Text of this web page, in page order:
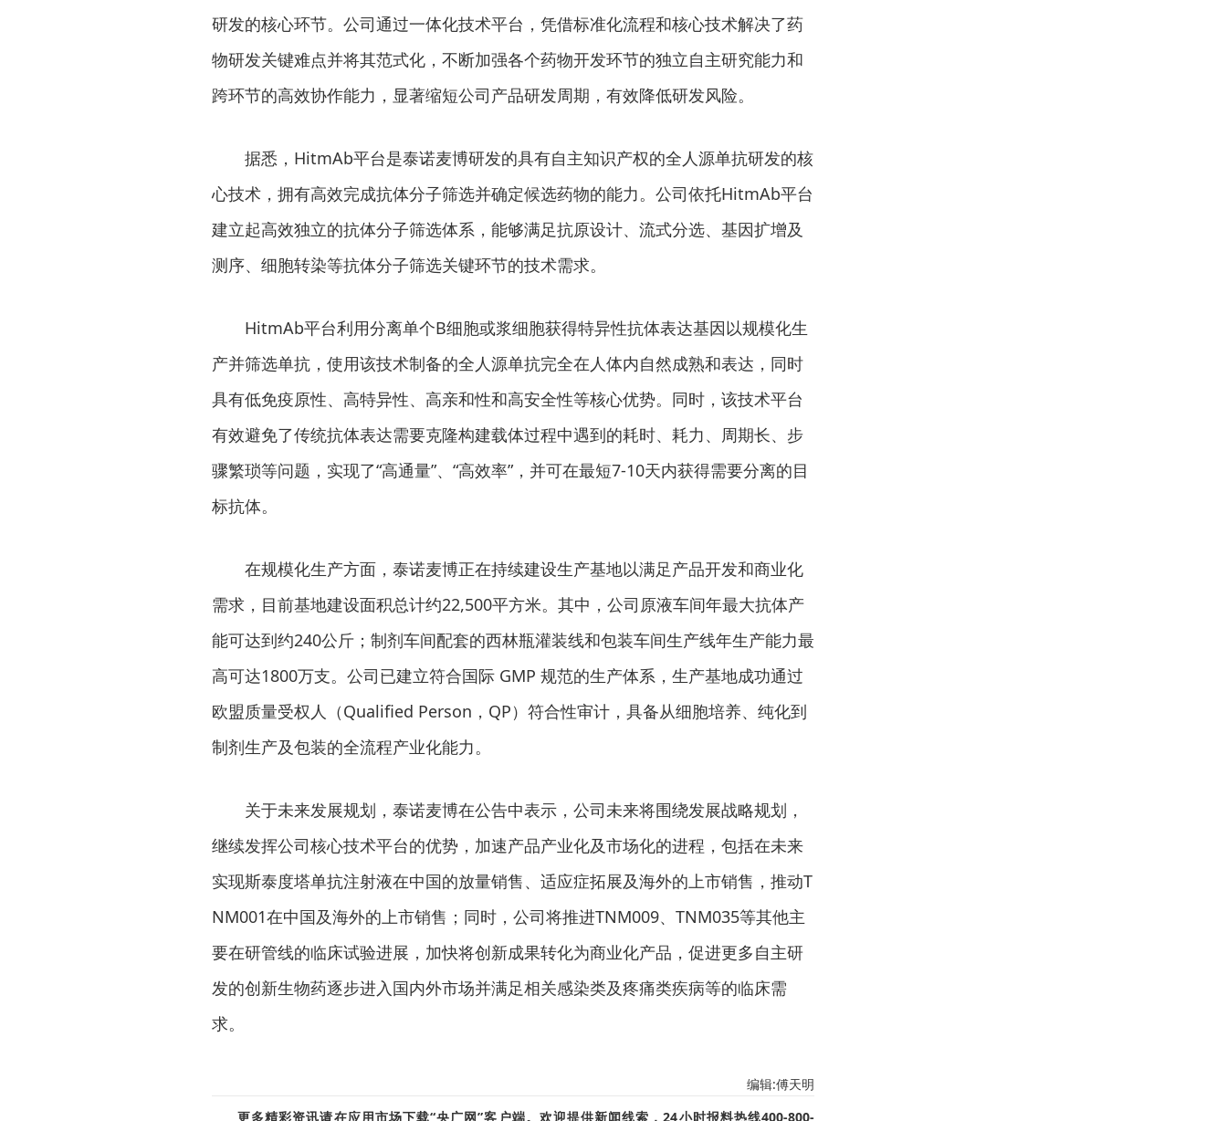
研发的核心环节。公司通过一体化技术平台，凭借标准化流程和核心技术解决了药
物研发关键难点并将其范式化，不断加强各个药物开发环节的独立自主研究能力和
跨环节的高效协作能力，显著缩短公司产品研发周期，有效降低研发风险。
据悉，HitmAb平台是泰诺麦博研发的具有自主知识产权的全人源单抗研发的核
心技术，拥有高效完成抗体分子筛选并确定候选药物的能力。公司依托HitmAb平台
建立起高效独立的抗体分子筛选体系，能够满足抗原设计、流式分选、基因扩增及
测序、细胞转染等抗体分子筛选关键环节的技术需求。
HitmAb平台利用分离单个B细胞或浆细胞获得特异性抗体表达基因以规模化生
产并筛选单抗，使用该技术制备的全人源单抗完全在人体内自然成熟和表达，同时
具有低免疫原性、高特异性、高亲和性和高安全性等核心优势。同时，该技术平台
有效避免了传统抗体表达需要克隆构建载体过程中遇到的耗时、耗力、周期长、步
骤繁琐等问题，实现了“高通量”、“高效率”，并可在最短7-10天内获得需要分离的目
标抗体。
在规模化生产方面，泰诺麦博正在持续建设生产基地以满足产品开发和商业化
需求，目前基地建设面积总计约22,500平方米。其中，公司原液车间年最大抗体产
能可达到约240公斤；制剂车间配套的西林瓶灌装线和包装车间生产线年生产能力最
高可达1800万支。公司已建立符合国际 GMP 规范的生产体系，生产基地成功通过
欧盟质量受权人（Qualified Person，QP）符合性审计，具备从细胞培养、纯化到
制剂生产及包装的全流程产业化能力。
关于未来发展规划，泰诺麦博在公告中表示，公司未来将围绕发展战略规划，
继续发挥公司核心技术平台的优势，加速产品产业化及市场化的进程，包括在未来
实现斯泰度塔单抗注射液在中国的放量销售、适应症拓展及海外的上市销售，推动T
NM001在中国及海外的上市销售；同时，公司将推进TNM009、TNM035等其他主
要在研管线的临床试验进展，加快将创新成果转化为商业化产品，促进更多自主研
发的创新生物药逐步进入国内外市场并满足相关感染类及疼痛类疾病等的临床需
求。
编辑:傅天明
更多精彩资讯请在应用市场下载“央广网”客户端。欢迎提供新闻线索，24小时报料热线400-800-